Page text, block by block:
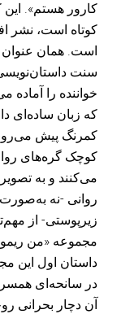
کارور هستم».
کوتاه است، نشر
است. همان عنوان
سنت
خواننده را آماده
که زبان ساده‌ای
کمرنگ پیش
کوچک گره‌های
می‌کنند و به
روانی -نه
زیرپوستی- از
مجموعه «من
داستان اول این
در سانحه‌ای
آن دچار بحرانی